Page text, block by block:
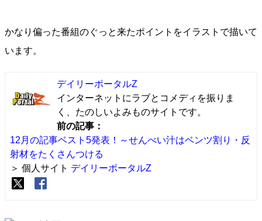
かなり偏った番組のぐっと来たポイントをイラストで描いて
います。
デイリーポータルZ
インターネットにラブとコメディを振りま
く、たのしいよみものサイトです。
前の記事：
12月の記事ベスト5発表！～せんべい汁はベンツ割り・反
射材をたくさんつける
＞ 個人サイト デイリーポータルZ